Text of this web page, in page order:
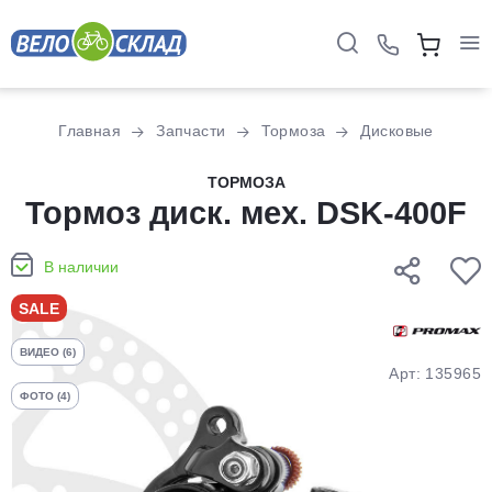
Главная Запчасти Тормоза Дисковые
ТОРМОЗА
Тормоз диск. мех. DSK-400F
В наличии
SALE
ВИДЕО (6)
ФОТО (4)
Арт: 135965
оплату на части
без переплат
График платежей
Сегодня